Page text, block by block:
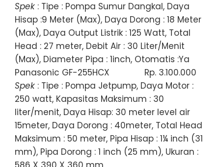
Spek : Tipe : Pompa Sumur Dangkal, Daya
Hisap :9 Meter (Max), Daya Dorong : 18 Meter
(Max), Daya Output Listrik : 125 Watt, Total
Head : 27 meter, Debit Air : 30 Liter/Menit
(Max), Diameter Pipa : 1inch, Otomatis :Ya
Panasonic GF-255HCX
Rp. 3.100.000
Spek : Tipe : Pompa Jetpump, Daya Motor :
250 watt, Kapasitas Maksimum : 30
liter/menit, Daya Hisap: 30 meter level air
15meter, Daya Dorong : 40meter, Total Head
Maksimum : 50 meter, Pipa Hisap : 1¼ inch (31
mm), Pipa Dorong : 1 inch (25 mm), Ukuran :